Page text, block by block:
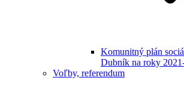
Komunitný plán
Dubník na roky
Voľby, referendum